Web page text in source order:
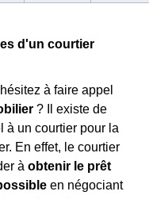
d'un courtier
à faire appel
? Il existe de
à un courtier pour la
En effet, le courtier
à obtenir le prêt
en négociant